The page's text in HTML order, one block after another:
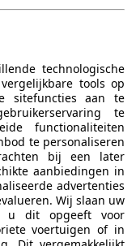
voor de juistheid
Naar boven
in Europa.
technologische
tools op
sitefuncties aan te
te
functionaliteiten
te personaliseren
bij een later
aanbiedingen in
advertenties
Wij slaan uw
u dit opgeeft voor
voertuigen of in